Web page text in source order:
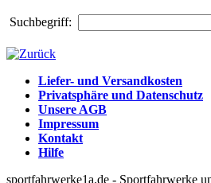
Suchbegriff:
Liefer- und Versandkosten
Privatsphäre und Datenschutz
Unsere AGB
Impressum
Kontakt
Hilfe
sportfahrwerke1a.de - Sportfahrwerke